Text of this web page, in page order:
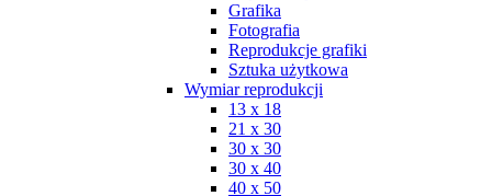
Grafika
Fotografia
Reprodukcje grafiki
Sztuka użytkowa
Wymiar reprodukcji
13 x 18
21 x 30
30 x 30
30 x 40
40 x 50